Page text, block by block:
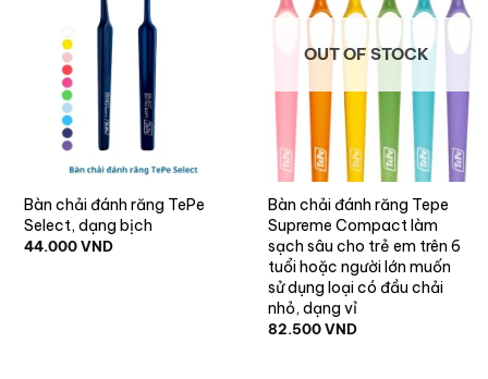
Bàn chải đánh răng TePe
Select, dạng bịch
44.000VND
OUT OF STOCK
Bàn chải đánh răng Tepe
Supreme Compact làm
sạch sâu cho trẻ em trên 6
tuổi hoặc người lớn muốn
sử dụng loại có đầu chải
nhỏ, dạng vỉ
82.500VND